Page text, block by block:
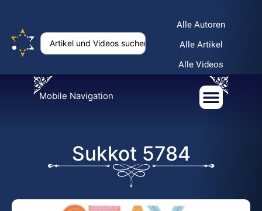
Alle Autoren
Alle Artikel
Alle Videos
Mobile Navigation
Sukkot 5784